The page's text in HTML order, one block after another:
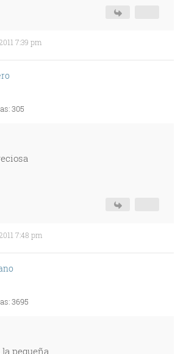
7:39 pm
305
7:48 pm
3695
pequeña